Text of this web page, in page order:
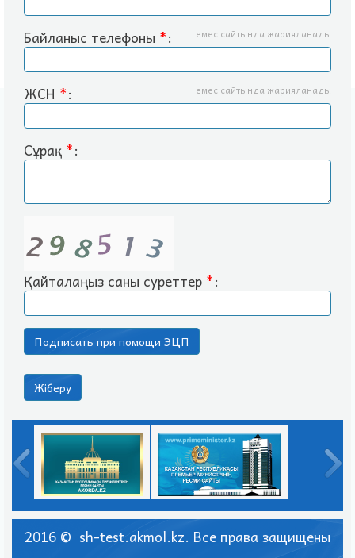
Байланыс телефоны *: емес сайтында жарияланады
ЖСН *: емес сайтында жарияланады
Сұрақ *:
Қайталаңыз саны суреттер *:
2016 © sh-test.akmol.kz. Все права защищены